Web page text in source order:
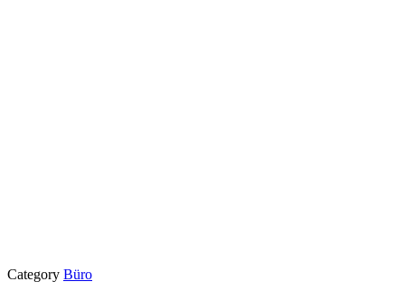
Category Büro